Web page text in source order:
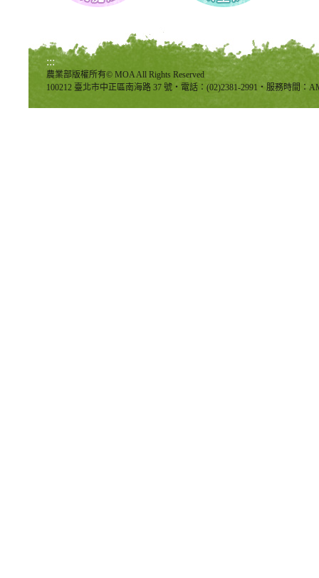
:::
農業部版權所有© MOA All Rights Reserved
100212 臺北市中正區南海路 37 號‧電話：(02)2381-2991‧服務時間：